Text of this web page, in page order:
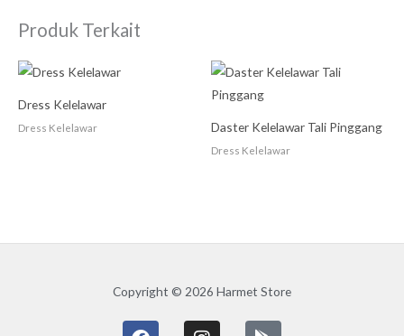
Produk Terkait
Dress Kelelawar
Dress Kelelawar Daster Kelelawar Tali Pinggang
Dress Kelelawar
Copyright © 2026 Harmet Store
F I G